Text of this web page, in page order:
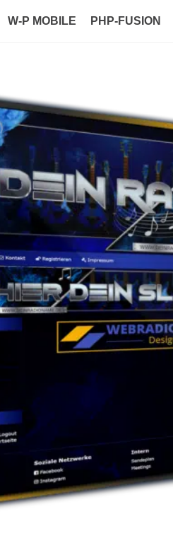
W-P MOBILE PHP-FUSION